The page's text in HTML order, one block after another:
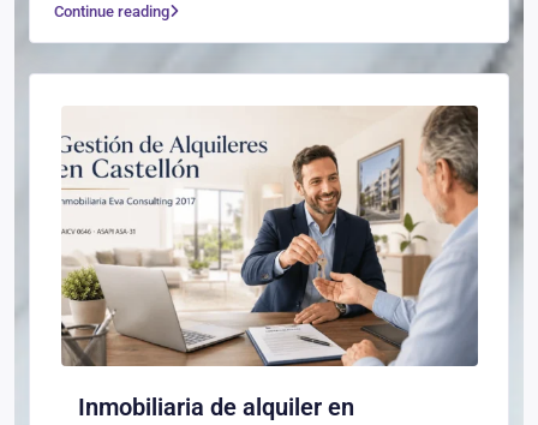
Continue reading
Inmobiliaria de alquiler en